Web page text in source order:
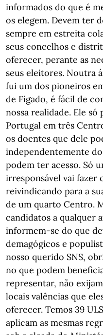
informados do que é
os elegem. Devem ter
sempre em estreita
seus concelhos e
oferecer, perante as
seus eleitores. Noutra
fui um dos pioneiros
de Fígado, é fácil de
nossa realidade. Ele
Portugal em três
os doentes que dele
independentemente
podem ter acesso. Só
irresponsável vai fazer
reivindicando para a
de um quarto Centro.
candidatos a qualquer
informem-se do que
demagógicos e
nosso querido SNS,
no que podem
representar, não
locais valências que
oferecer. Temos 39
aplicam as mesmas